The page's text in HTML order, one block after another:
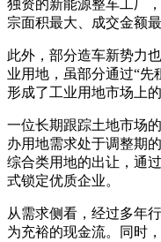
独资的新能源整车工厂
宗面积最大、成交金额
此外，部分造车新势力
业用地，虽部分通过“先
形成了工业用地市场上的
一位长期跟踪土地市场
办用地需求处于调整期
综合类用地的出让，通
式锁定优质企业。
从需求侧看，经过多年
为充裕的现金流。同时